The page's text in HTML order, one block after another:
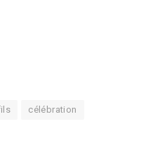
célébration